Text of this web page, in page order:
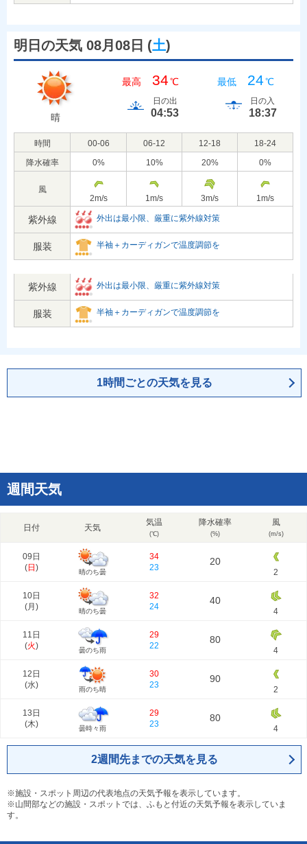
明日の天気 08月08日 (土)
晴
最高 34℃ 最低 24℃
日の出
04:53
日の入
18:37
時間 00-06 06-12 12-18
18-24
降水確率
0% 10% 20% 0%
風
2m/s 1m/s 3m/s 1m/s
紫外線 外出は最小限、厳重に紫外線対策
服装 半袖＋カーディガンで温度調節を
紫外線 外出は最小限、厳重に紫外線対策
服装 半袖＋カーディガンで温度調節を
1時間ごとの天気を見る
週間天気
日付 天気
気温
(℃)
降水確率
(%)
風
(m/s)
09日
(日 ) 晴のち曇
34
23
20
2
10日
(月 ) 晴のち曇
32
24
40
4
11日
(火) 曇のち雨
29
22
80
4
12日
(水) 雨のち晴
30
23
90
2
13日
(木) 曇時々雨
29
23
80
4
2週間先までの天気を見る
※施設・スポット周辺の代表地点の天気予報を表示しています。
※山間部などの施設・スポットでは、ふもと付近の天気予報を表示していま
す。